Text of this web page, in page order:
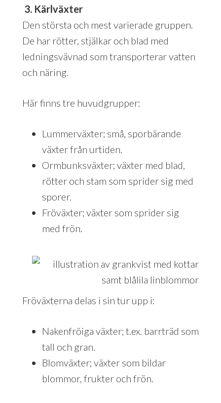
3. Kärlväxter
Den största och mest varierade gruppen.
De har rötter, stjälkar och blad med
ledningsvävnad som transporterar vatten
och näring.
Här finns tre huvudgrupper:
Lummerväxter; små, sporbärande
växter från urtiden.
Ormbunksväxter; växter med blad,
rötter och stam som sprider sig med
sporer.
Fröväxter; växter som sprider sig
med frön.
Fröväxterna delas i sin tur upp i:
Nakenfröiga växter; t.ex. barrträd som
tall och gran.
Blomväxter; växter som bildar
blommor, frukter och frön.